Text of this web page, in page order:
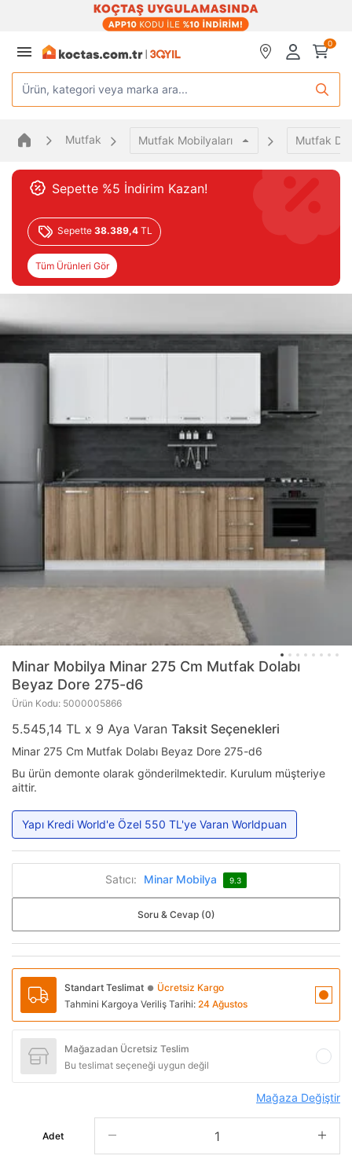
0
Ürün, kategori veya marka ara...
Mutfak Mutfak Mobilyaları Mutfak
Sepette %5 İndirim Kazan!
Sepette 38.389,4 TL
Tüm Ürünleri Gör
Minar Mobilya Minar 275 Cm Mutfak Dolabı
Beyaz Dore 275-d6
Ürün Kodu: 5000005866
5.545,14 TL x 9 Aya Varan Taksit Seçenekleri
Minar 275 Cm Mutfak Dolabı Beyaz Dore 275-d6
Bu ürün demonte olarak gönderilmektedir. Kurulum müşteriye
aittir.
Yapı Kredi World'e Özel 550 TL'ye Varan Worldpuan
Satıcı: Minar Mobilya 9.3
Soru & Cevap (0)
Standart Teslimat ● Ücretsiz Kargo
Tahmini Kargoya Veriliş Tarihi: 24 Ağustos
Mağazadan Ücretsiz Teslim
Bu teslimat seçeneği uygun değil
Mağaza Değiştir
Adet